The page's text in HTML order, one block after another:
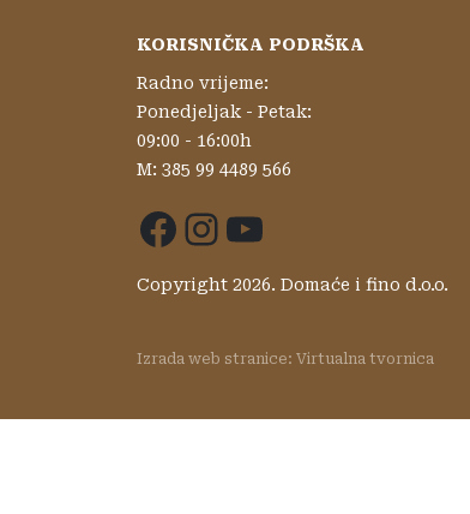
KORISNIČKA PODRŠKA
Radno vrijeme:
Ponedjeljak - Petak:
09:00 - 16:00h
M: 385 99 4489 566
Facebook
Instagram
YouTube
Copyright 2026. Domaće i fino d.o.o.
Izrada web stranice: Virtualna tvornica